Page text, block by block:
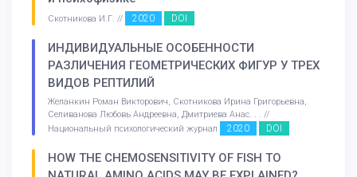
Скотникова И.Г. // 2020 DOI
ИНДИВИДУАЛЬНЫЕ ОСОБЕННОСТИ
РАЗЛИЧЕНИЯ ГЕОМЕТРИЧЕСКИХ ФИГУР У ТРЕХ
ВИДОВ РЕПТИЛИЙ
Желанкин Роман Викторович, Скотникова Ирина Григорьевна,
Селиванова Любовь Андреевна, Дмитриева Анас. . . //
Национальный психологический журнал
2020 DOI
HOW THE CHEMOSENSITIVITY OF FISH TO